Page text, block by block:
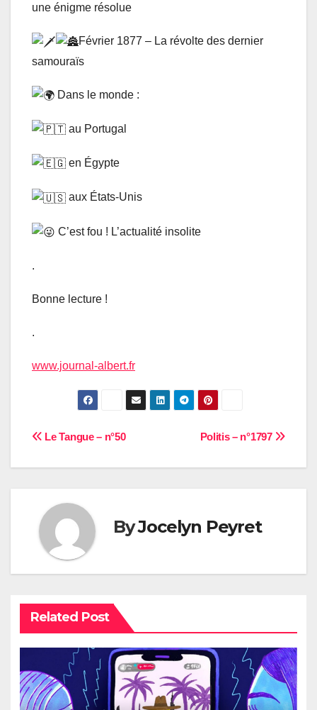
une énigme résolue
Février 1877 – La révolte des dernier
samouraïs
Dans le monde :
au Portugal
en Égypte
aux États-Unis
C’est fou ! L’actualité insolite
.
Bonne lecture !
.
www.journal-albert.fr
Navigation
de
l’article
Politis – n°1797
Le Tangue – n°50
ByJocelyn Peyret
Related Post